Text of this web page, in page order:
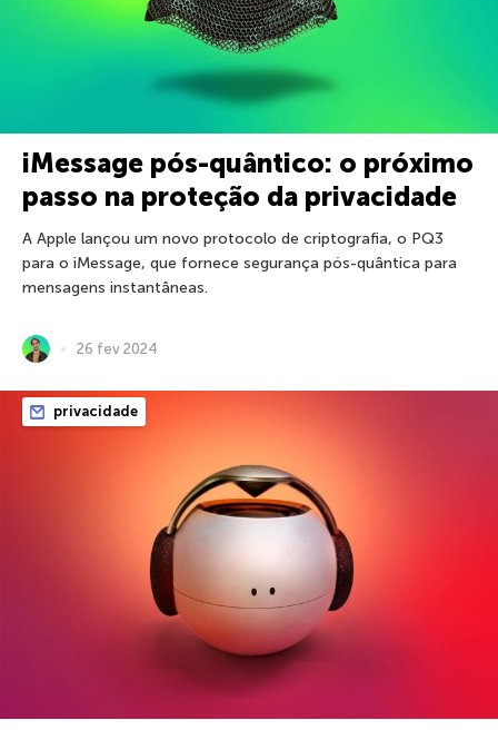
iMessage pós-quântico: o próximo
passo na proteção da privacidade
A Apple lançou um novo protocolo de criptografia, o PQ3
para o iMessage, que fornece segurança pós-quântica para
mensagens instantâneas.
26 fev 2024
privacidade